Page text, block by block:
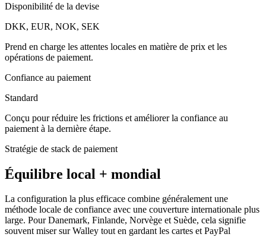
Disponibilité de la devise
DKK, EUR, NOK, SEK
Prend en charge les attentes locales en matière de prix et les
opérations de paiement.
Confiance au paiement
Standard
Conçu pour réduire les frictions et améliorer la confiance au
paiement à la dernière étape.
Stratégie de stack de paiement
Équilibre local + mondial
La configuration la plus efficace combine généralement une
méthode locale de confiance avec une couverture internationale plus
large. Pour Danemark, Finlande, Norvège et Suède, cela signifie
souvent miser sur Walley tout en gardant les cartes et PayPal